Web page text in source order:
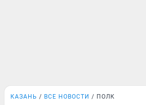
КАЗАНЬ ВСЕ НОВОСТИ ПОЛК